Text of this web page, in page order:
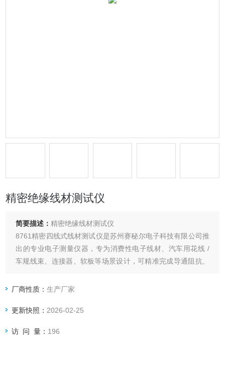
精密绝缘线材测试仪
简要描述： 精密绝缘线材测试仪
8761精密四线式线材测试仪是苏州赛秘尔电子科技有限公司推
出的专业电子测量仪器，专为消费性电子线材、汽车用花线 /
车规线束、连接器、软板等场景设计，可精准完成导通阻抗、
量技术，能有效规避整体接线产生的误差，实现低至 1mΩ 的
制造对高效、精准、合规的测试需求。
厂商性质：生产厂家
更新快照： 2026-02-25
访 问 量： 196